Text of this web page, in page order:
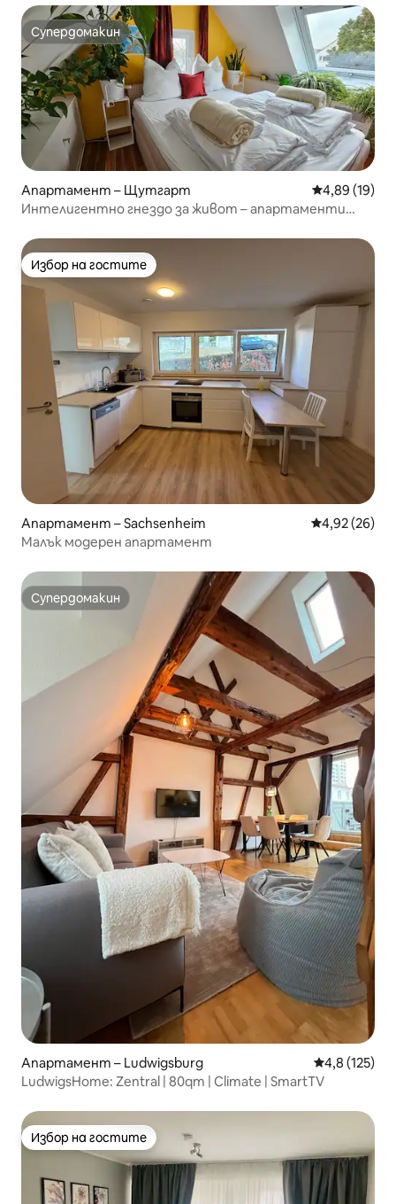
Супердомакин
Супердомакин
Апартамент – Щутгарт Средна
4,89 (19)
Интелигентно гнездо за живот – апартаменти
Избор на гостите
Избор на гостите
Апартамент – Sachsenheim Средна
4,92 (26)
Малък модерен апартамент
Супердомакин
Супердомакин
Апартамент – Ludwigsburg Средна
4,8 (125)
LudwigsHome: Zentral | 80qm | Climate | SmartTV
Избор на гостите
Избор на гостите